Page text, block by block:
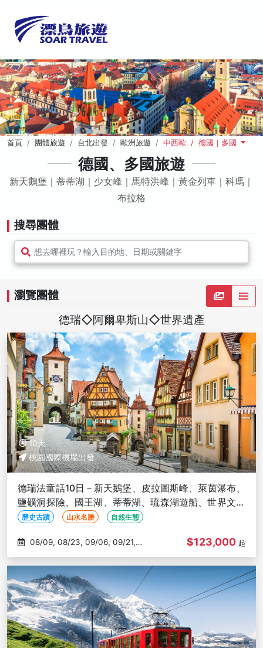
首頁 團體旅遊 台北出發 歐洲旅遊 中西歐 / 德國｜多國
德國、多國旅遊
新天鵝堡｜蒂蒂湖｜少女峰｜馬特洪峰｜黃金列車｜科瑪｜
布拉格
搜尋團體
想去哪裡玩？輸入目的地、日期或關鍵字
瀏覽團體
德瑞◇阿爾卑斯山◇世界遺產
10天
桃園國際機場出發
德瑞法童話10日－新天鵝堡、皮拉圖斯峰、萊茵瀑布、
鹽礦洞探險、國王湖、蒂蒂湖、琉森湖遊船、世界文化
遺產
歷史古蹟 山水名勝 自然生態
10/18
$123,000 起